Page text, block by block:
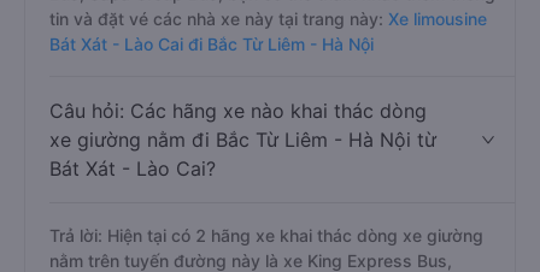
tin và đặt vé các nhà xe này tại trang này: Xe limousine
Bát Xát - Lào Cai đi Bắc Từ Liêm - Hà Nội
Câu hỏi: Các hãng xe nào khai thác dòng
xe giường nằm đi Bắc Từ Liêm - Hà Nội từ
Bát Xát - Lào Cai?
Trả lời: Hiện tại có 2 hãng xe khai thác dòng xe giường
nằm trên tuyến đường này là xe King Express Bus,